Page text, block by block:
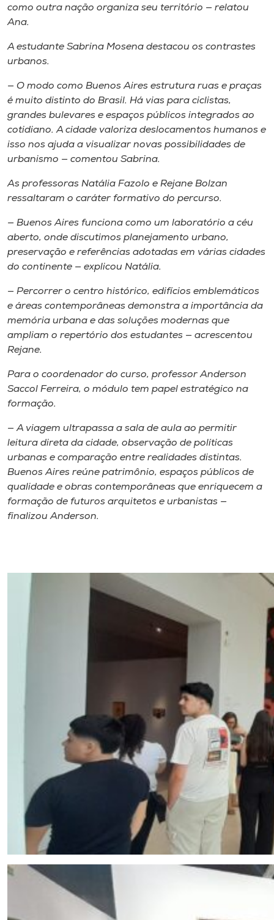
A+
A-
como outra nação organiza seu território — relatou
Ana.
A estudante Sabrina Mosena destacou os contrastes
urbanos.
— O modo como Buenos Aires estrutura ruas e praças
é muito distinto do Brasil. Há vias para ciclistas,
grandes bulevares e espaços públicos integrados ao
cotidiano. A cidade valoriza deslocamentos humanos e
isso nos ajuda a visualizar novas possibilidades de
urbanismo — comentou Sabrina.
As professoras Natália Fazolo e Rejane Bolzan
ressaltaram o caráter formativo do percurso.
— Buenos Aires funciona como um laboratório a céu
aberto, onde discutimos planejamento urbano,
preservação e referências adotadas em várias cidades
do continente — explicou Natália.
— Percorrer o centro histórico, edifícios emblemáticos
e áreas contemporâneas demonstra a importância da
memória urbana e das soluções modernas que
ampliam o repertório dos estudantes — acrescentou
Rejane.
Para o coordenador do curso, professor Anderson
Saccol Ferreira, o módulo tem papel estratégico na
formação.
— A viagem ultrapassa a sala de aula ao permitir
leitura direta da cidade, observação de políticas
urbanas e comparação entre realidades distintas.
Buenos Aires reúne patrimônio, espaços públicos de
qualidade e obras contemporâneas que enriquecem a
formação de futuros arquitetos e urbanistas —
finalizou Anderson.